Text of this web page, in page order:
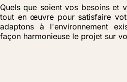
Quels que soient vos besoins et
tout en œuvre pour satisfaire
adaptons à l'environnement
façon harmonieuse le projet sur